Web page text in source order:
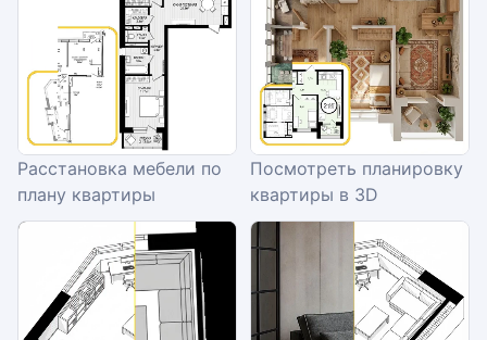
Расстановка мебели по
плану квартиры
Посмотреть планировку
квартиры в 3D